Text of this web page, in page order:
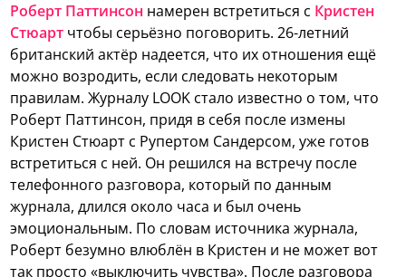
Роберт Паттинсон намерен встретиться с Кристен
Стюарт чтобы серьёзно поговорить. 26-летний
британский актёр надеется, что их отношения ещё
можно возродить, если следовать некоторым
правилам. Журналу LOOK стало известно о том, что
Роберт Паттинсон, придя в себя после измены
Кристен Стюарт с Рупертом Сандерсом, уже готов
встретиться с ней. Он решился на встречу после
телефонного разговора, который по данным
журнала, длился около часа и был очень
эмоциональным. По словам источника журнала,
Роберт безумно влюблён в Кристен и не может вот
так просто «выключить чувства». После разговора